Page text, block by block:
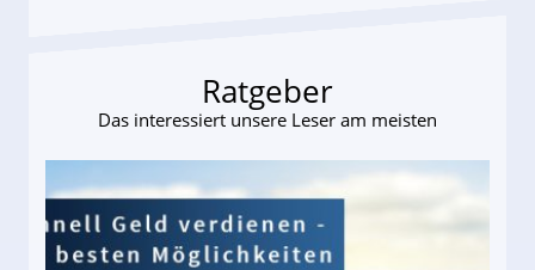
Ratgeber
Das interessiert unsere Leser am meisten